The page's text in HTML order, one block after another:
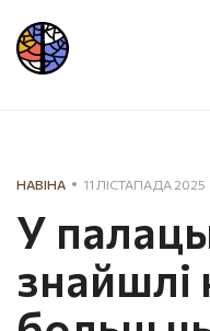
НАВІНА 11 ЛІСТАПАДА 2025
У
знайшлі